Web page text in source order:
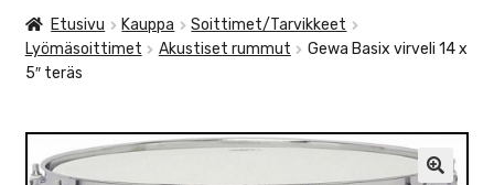
TARVIKKEET
VALO
Etusivu Kauppa
Soittimet/Tarvikkeet
Lyömäsoittimet
Akustiset rummut
Gewa Basix virveli 14 x
5″ teräs